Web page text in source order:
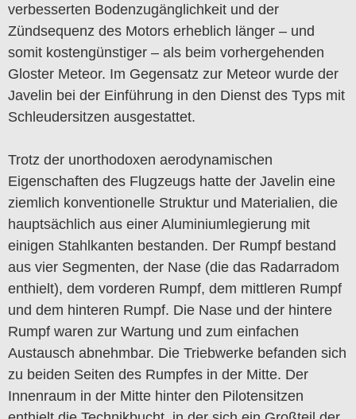
verbesserten Bodenzugänglichkeit und der
Zündsequenz des Motors erheblich länger – und
somit kostengünstiger – als beim vorhergehenden
Gloster Meteor. Im Gegensatz zur Meteor wurde der
Javelin bei der Einführung in den Dienst des Typs mit
Schleudersitzen ausgestattet.
Trotz der unorthodoxen aerodynamischen
Eigenschaften des Flugzeugs hatte der Javelin eine
ziemlich konventionelle Struktur und Materialien, die
hauptsächlich aus einer Aluminiumlegierung mit
einigen Stahlkanten bestanden. Der Rumpf bestand
aus vier Segmenten, der Nase (die das Radarradom
enthielt), dem vorderen Rumpf, dem mittleren Rumpf
und dem hinteren Rumpf. Die Nase und der hintere
Rumpf waren zur Wartung und zum einfachen
Austausch abnehmbar. Die Triebwerke befanden sich
zu beiden Seiten des Rumpfes in der Mitte. Der
Innenraum in der Mitte hinter den Pilotensitzen